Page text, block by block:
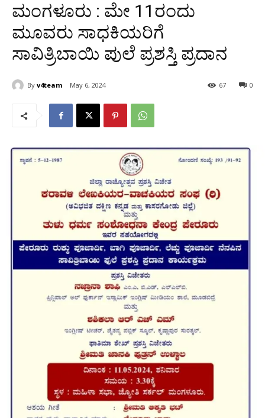
ಮಂಗಳೂರು : ಮೇ 11ರಂದು
ಮೂವರು ಸಾಧಕಿಯರಿಗೆ
ಸಾವಿತ್ರಿಬಾಯಿ ಪುಲೆ ಪ್ರಶಸ್ತಿ ಪ್ರದಾನ
By v4team May 6, 2024 0
67